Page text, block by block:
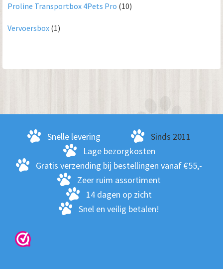
Proline Transportbox 4Pets Pro (10)
Vervoersbox (1)
Snelle levering
Sinds 2011
Lage bezorgkosten
Gratis verzending bij bestellingen vanaf €55,-
Zeer ruim assortiment
14 dagen op zicht
Snel en veilig betalen!